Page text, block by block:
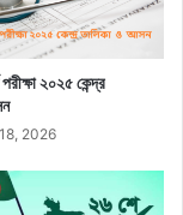
২০২৫ কেন্দ্র
2026